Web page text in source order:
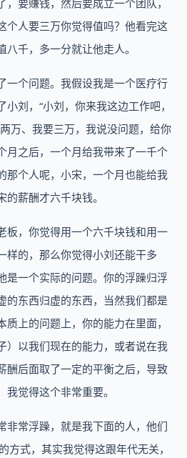
要赚钱，然后要成立一个团队，
个人要三万你觉得值吗？他看完这
千，多一分就让他走人。
一个问题。我假设我是一个医疗行
刘，“小刘，你来我这边工作吧，
万、我要三万，我说没问题，给你
月之后，一个月给我带来了一千个
那个人呢，小宋，一个月也能给我
薪酬才六千块钱。
板，你觉得用一个六千块钱和用一
样的，那么你觉得小刘还能干多
是一个实际的问题。你的浮躁归浮
的东西归虚的东西，当然我们都是
上的问题上，你的能力在里面，
）以我们现在的能力，或者说在我
酬后面取了一定的平衡之后，导致
觉得这个非常重要。
非常浮躁，就是我下面的人，他们
方式，其实我觉得这跟年代无关，